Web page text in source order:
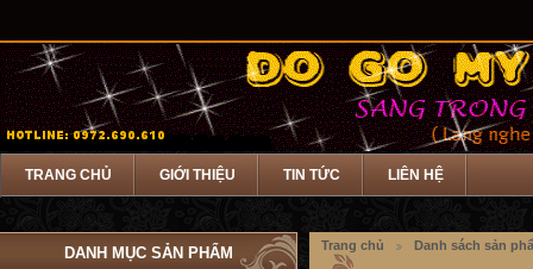
TRANG CHỦ GIỚI THIỆU TIN TỨC LIÊN HỆ
Trang chủ Danh sách sản
DANH MỤC SẢN PHẨM